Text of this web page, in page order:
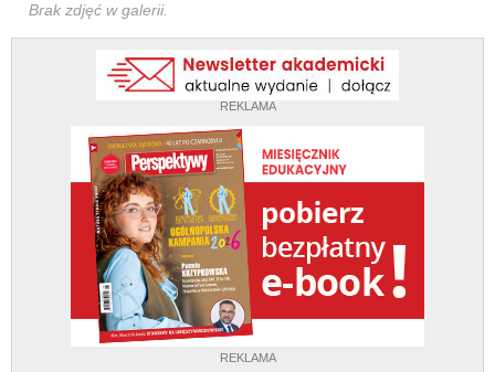
REKLAMA
REKLAMA
Brak zdjęć w galerii.